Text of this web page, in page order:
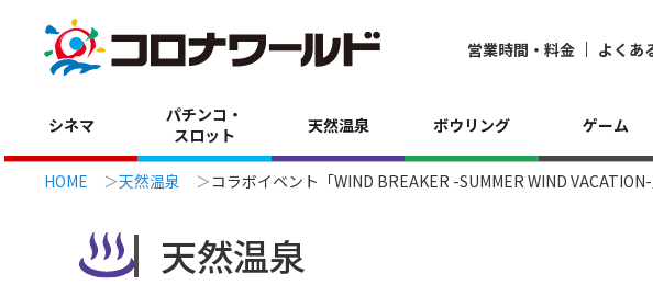
営業時間・料金 よくあ
シネマ
パチンコ・
スロット
天然温泉 ボウリング ゲーム
HOME 天然温泉 コラボイベント「WIND BREAKER -SUMMER WIND
天然温泉